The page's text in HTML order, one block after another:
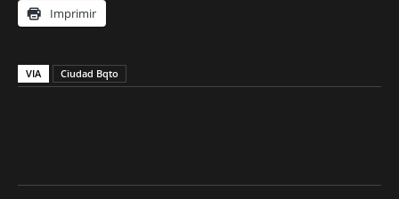
Imprimir
VIA Ciudad Bqto